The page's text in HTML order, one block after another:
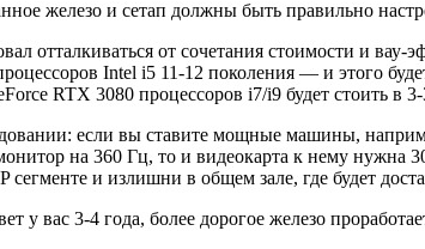
железо и сетап должны быть правильно
отталкиваться от сочетания стоимости и
Intel i5 11-12 поколения — и этого
RTX 3080 процессоров i7/i9 будет стоить
если вы ставите мощные машины,
на 360 Гц, то и видеокарта к нему нужна
и излишни в общем зале, где будет
у вас 3-4 года, более дорогое железо